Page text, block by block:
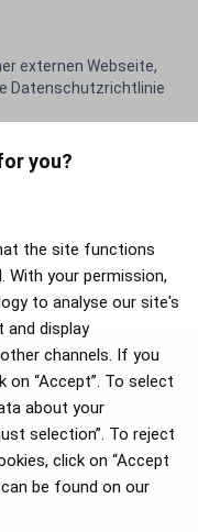
you?
the site functions
With your permission,
to analyse our site's
display
channels. If you
“Accept”. To select
about your
selection”. To reject
click on “Accept
be found on our
externen Webseite,
Datenschutzrichtlinie
geschützt. Es gelten
übersetzt, um
uns für
über
Ihre